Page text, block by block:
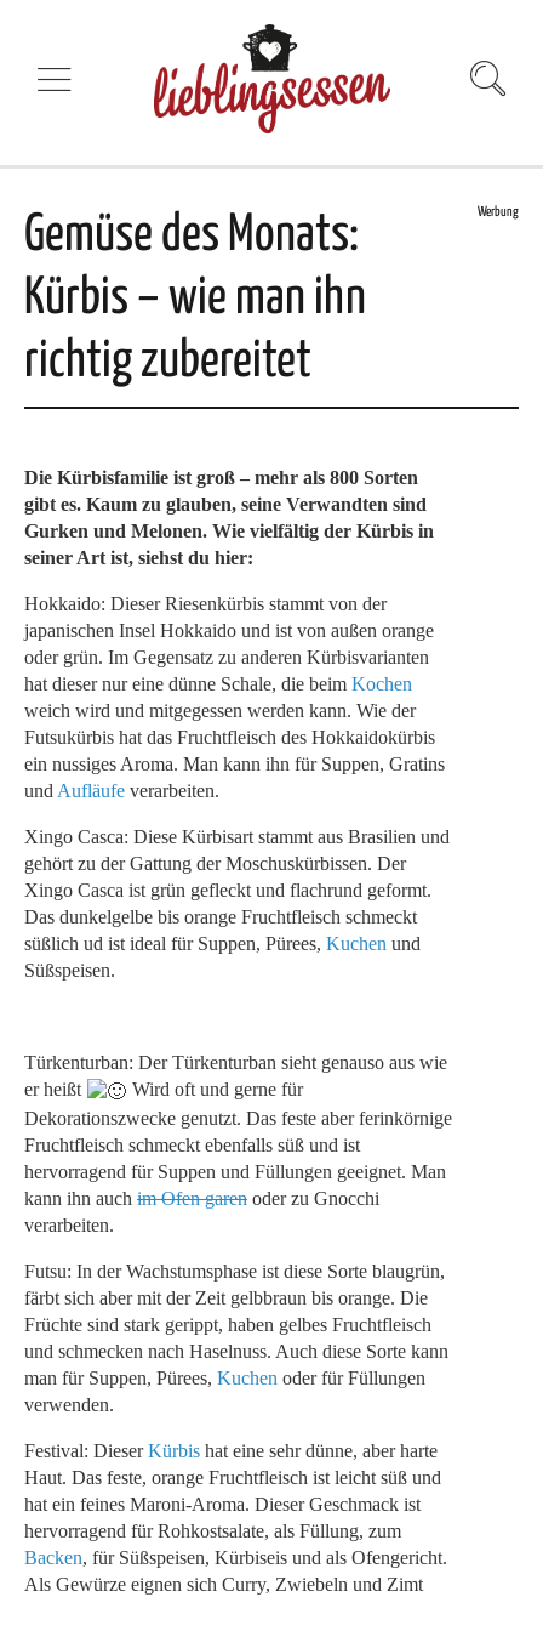
Gemüse des Monats:
Kürbis – wie man ihn
richtig zubereitet
Werbung
Die Kürbisfamilie ist groß – mehr als 800 Sorten
gibt es. Kaum zu glauben, seine Verwandten sind
Gurken und Melonen. Wie vielfältig der Kürbis in
seiner Art ist, siehst du hier:
Hokkaido: Dieser Riesenkürbis stammt von der
japanischen Insel Hokkaido und ist von außen orange
oder grün. Im Gegensatz zu anderen Kürbisvarianten
hat dieser nur eine dünne Schale, die beim Kochen
weich wird und mitgegessen werden kann. Wie der
Futsukürbis hat das Fruchtfleisch des Hokkaidokürbis
ein nussiges Aroma. Man kann ihn für Suppen, Gratins
und Aufläufe verarbeiten.
Xingo Casca: Diese Kürbisart stammt aus Brasilien und
gehört zu der Gattung der Moschuskürbissen. Der
Xingo Casca ist grün gefleckt und flachrund geformt.
Das dunkelgelbe bis orange Fruchtfleisch schmeckt
süßlich ud ist ideal für Suppen, Pürees, Kuchen und
Süßspeisen.
Türkenturban: Der Türkenturban sieht genauso aus wie
er heißt
Wird oft und gerne für
Dekorationszwecke genutzt. Das feste aber ferinkörnige
Fruchtfleisch schmeckt ebenfalls süß und ist
hervorragend für Suppen und Füllungen geeignet. Man
kann ihn auch im Ofen garen oder zu Gnocchi
verarbeiten.
Futsu: In der Wachstumsphase ist diese Sorte blaugrün,
färbt sich aber mit der Zeit gelbbraun bis orange. Die
Früchte sind stark gerippt, haben gelbes Fruchtfleisch
und schmecken nach Haselnuss. Auch diese Sorte kann
man für Suppen, Pürees, Kuchen oder für Füllungen
verwenden.
Festival: DieserKürbis hat eine sehr dünne, aber harte
Haut. Das feste, orange Fruchtfleisch ist leicht süß und
hat ein feines Maroni-Aroma. Dieser Geschmack ist
hervorragend für Rohkostsalate, als Füllung, zum
Backen, für Süßspeisen, Kürbiseis und als Ofengericht.
Als Gewürze eignen sich Curry, Zwiebeln und Zimt